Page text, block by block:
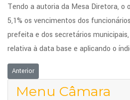
Tendo a autoria da Mesa Diretora, o
5,1% os vencimentos dos
prefeita e dos secretários
relativa à data base e aplicando o
Artigo anterior: CEI JÁ TEM
Anterior
Menu Câmara